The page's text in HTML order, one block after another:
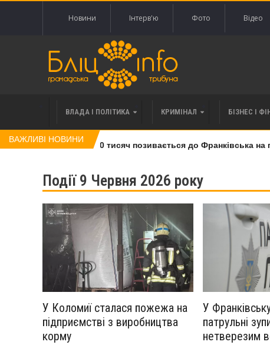
Новини Інтерв'ю Фото Відео
ВЛАДА І ПОЛІТИКА КРИМІНАЛ БІЗНЕС І
ВАЖЛИВІ НОВИНИ
вимоги за 120 тисяч позивається до Франківська на
Події 9 Червня 2026 року
У Коломиї сталася пожежа на
підприємстві з виробництва
корму
У
патрульні
нетверезим